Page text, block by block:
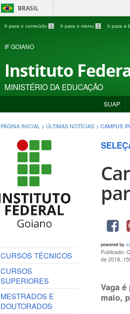
BRASIL
Ir para o conteúdo 1 Ir para o menu 2 Ir para a
IF GOIANO
Instituto
MINISTÉRIO DA EDUCAÇÃO
SUAP
PÁGINA INICIAL > ÚLTIMAS NOTÍCIAS > CAMPUS
CURSOS TÉCNICOS
CURSOS
SUPERIORES
MESTRADOS E
DOUTORADOS
powered by
Publicado:
de 2018,
Vaga
maio,